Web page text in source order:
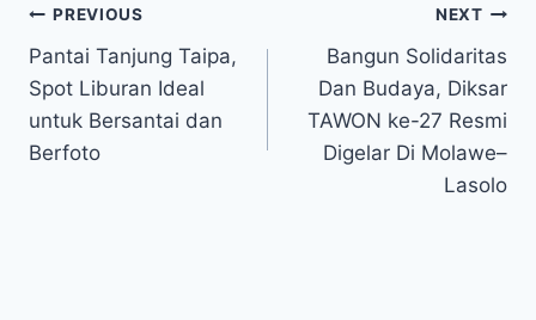
Post
navigation
PREVIOUS
Pantai Tanjung Taipa,
Spot Liburan Ideal
untuk Bersantai dan
Berfoto
NEXT
Bangun Solidaritas
Dan Budaya, Diksar
TAWON ke-27 Resmi
Digelar Di Molawe–
Lasolo